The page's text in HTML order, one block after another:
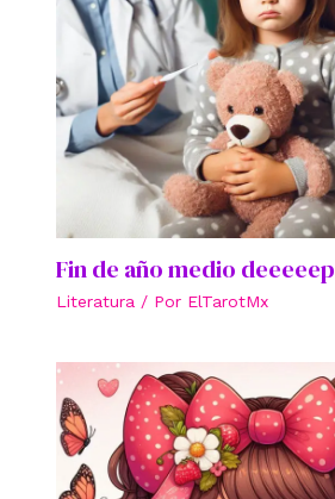
Fin de año medio deeeeep
Literatura / Por ElTarotMx